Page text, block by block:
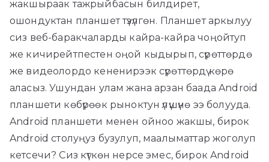
жакшыраак тажрыйбасын билдирет,
ошондуктан планшет түзүлгөн. Планшет аркылуу
сиз веб-баракчаларды кайра-кайра чоңойтуп
же кичирейтпестен оңой кыдырып, сүрөттөрдө
же видеолордо кененирээк сүрөттөрдү көрө
аласыз. Ушундан улам жана арзан баада Android
планшети көбүрөөк рыноктун үлүшүнө ээ болууда.
Android планшети менен ойноо жакшы, бирок
Android столуңуз бузулуп, маалыматтар жоголуп
кетсечи? Сиз күткөн нерсе эмес, бирок Android